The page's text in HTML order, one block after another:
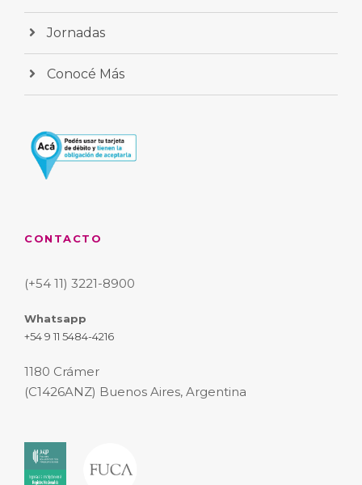
Jornadas
Conocé Más
CONTACTO
(+54 11) 3221-8900
Whatsapp
+54 9 11 5484-4216
1180 Crámer
(C1426ANZ) Buenos Aires, Argentina